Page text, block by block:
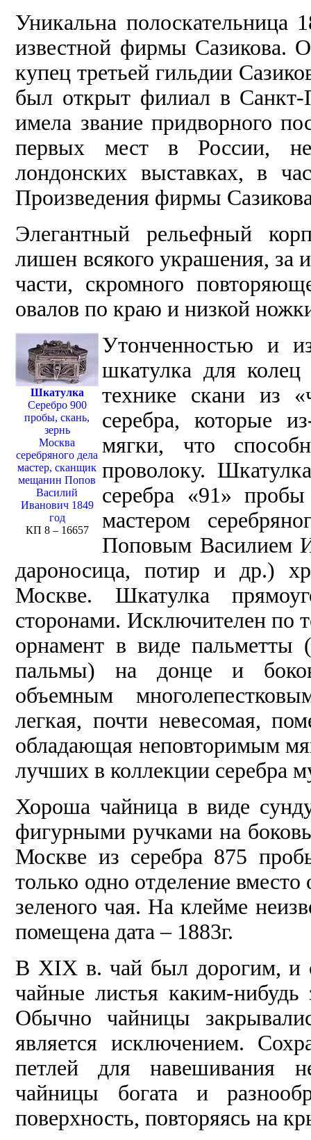
Уникальна полоскательница
известной фирмы Сазикова.
купец третьей гильдии
был открыт филиал в Санкт-
имела звание придворного
первых мест в России,
лондонских выставках, в
Произведения фирмы
Элегантный рельефный
лишен всякого украшения, за
части, скромного
овалов по краю и низкой
Шкатулка
Серебро 900
пробы, скань,
зернь
Москва
серебряного дела
мастер, сканщик
мещанин Попов
Василий
Иванович 1849
год
КП 8 – 16657
Утонченностью и
шкатулка для
технике скани из
серебра, которые
мягки, что
проволоку.
серебра «91»
мастером
Поповым Василием
дароносица, потир и др.)
Москве. Шкатулка
сторонами. Исключителен по
орнамент в виде пальметты
пальмы) на донце и
объемным
легкая, почти невесомая,
обладающая неповторимым
лучших в коллекции серебра
Хороша чайница в виде
фигурными ручками на
Москве из серебра 875
только одно отделение
зеленого чая. На клейме
помещена дата – 1883г.
В XIX в. чай был дорогим, и
чайные листья каким-нибудь
Обычно чайницы
является исключением.
петлей для навешивания
чайницы богата и
поверхность, повторяясь на